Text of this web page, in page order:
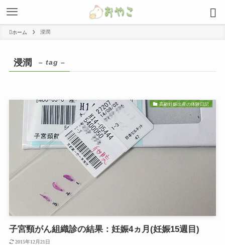
ホーム 浸潤
浸潤 – tag –
高齢妊娠出産の体験日記
子宮頸がん組織診の結果：妊娠4ヵ月(妊娠15週目)
2015年12月21日